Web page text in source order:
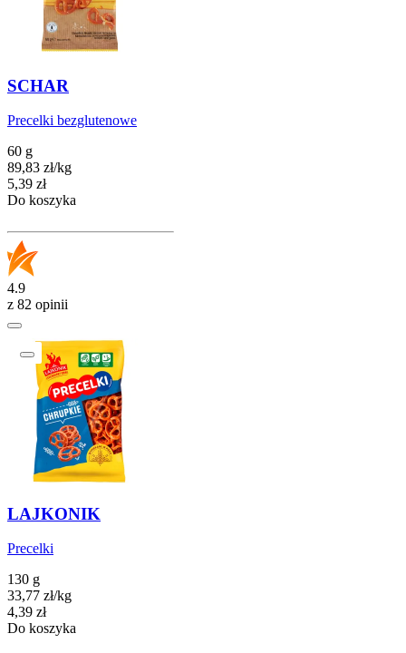
SCHAR
Precelki bezglutenowe
60 g
89,83 zł/kg
Cena
5,39 zł
Do koszyka
4.9
z 82 opinii
LAJKONIK
Precelki
130 g
33,77 zł/kg
Cena
4,39 zł
Do koszyka